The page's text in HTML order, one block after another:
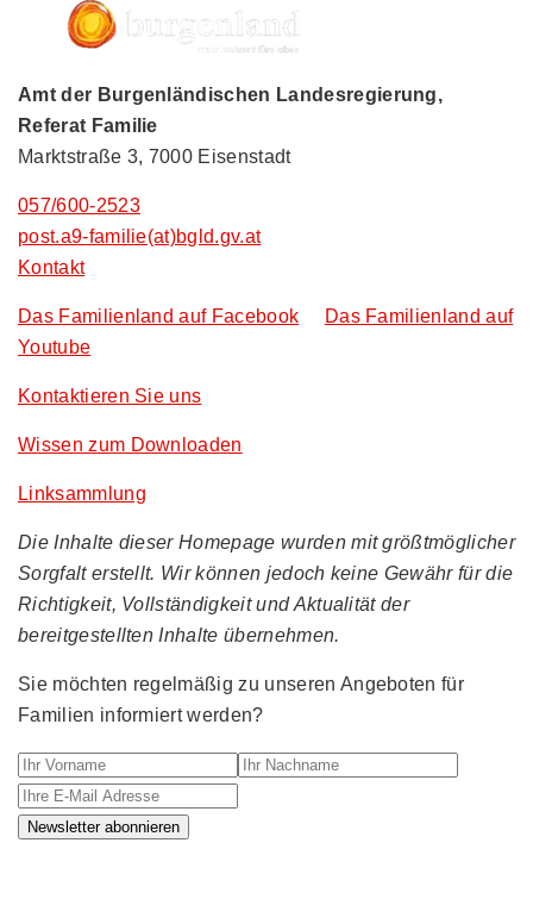
Amt der Burgenländischen Landesregierung,
Referat Familie
Marktstraße 3, 7000 Eisenstadt
057/600-2523
post.a9-familie(at)bgld.gv.at
Kontakt
Das Familienland auf Facebook
Das Familienland auf
Youtube
Kontaktieren Sie uns
Wissen zum Downloaden
Linksammlung
Die Inhalte dieser Homepage wurden mit größtmöglicher
Sorgfalt erstellt. Wir können jedoch keine Gewähr für die
Richtigkeit, Vollständigkeit und Aktualität der
bereitgestellten Inhalte übernehmen.
Sie möchten regelmäßig zu unseren Angeboten für
Familien informiert werden?
Ihr Vorname Ihr Nachname
Newsletter abonnieren